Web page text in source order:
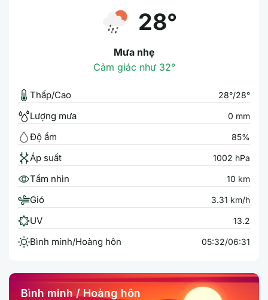
28°
Mưa nhẹ
Cảm giác như 32°
Thấp/Cao 28°/28°
Lượng mưa 0 mm
Độ ẩm 85%
Áp suất 1002 hPa
Tầm nhìn 10 km
Gió 3.31 km/h
UV 13.2
Bình minh/Hoàng hôn 05:32/06:31
Bình minh / Hoàng hôn